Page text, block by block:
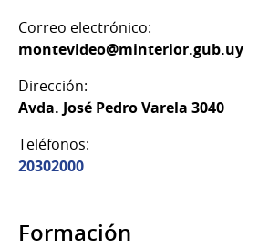
Correo electrónico:
montevideo@minterior.gub.uy
Dirección:
Avda. José Pedro Varela 3040
Teléfonos:
20302000
Formación